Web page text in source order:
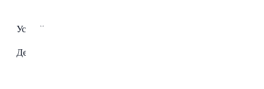
Устройство PROLOGY CMX-240;
Декоративная рамка;